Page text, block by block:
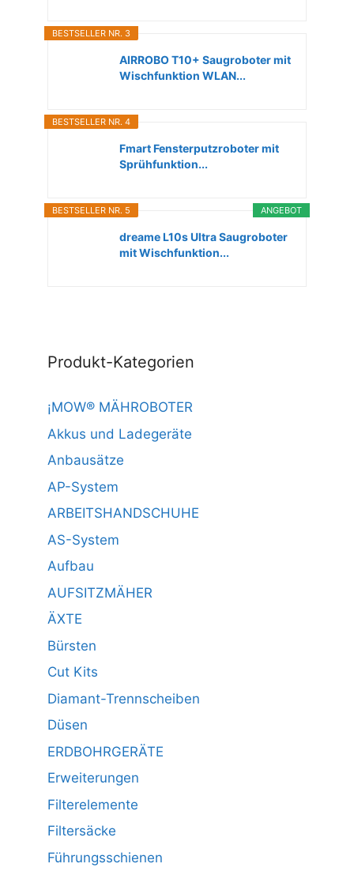
BESTSELLER NR. 3
AIRROBO T10+ Saugroboter mit
Wischfunktion WLAN...
BESTSELLER NR. 4
Fmart Fensterputzroboter mit
Sprühfunktion...
ANGEBOT
BESTSELLER NR. 5
dreame L10s Ultra Saugroboter
mit Wischfunktion...
Produkt-Kategorien
¡MOW® MÄHROBOTER
Akkus und Ladegeräte
Anbausätze
AP-System
ARBEITSHANDSCHUHE
AS-System
Aufbau
AUFSITZMÄHER
ÄXTE
Bürsten
Cut Kits
Diamant-Trennscheiben
Düsen
ERDBOHRGERÄTE
Erweiterungen
Filterelemente
Filtersäcke
Führungsschienen